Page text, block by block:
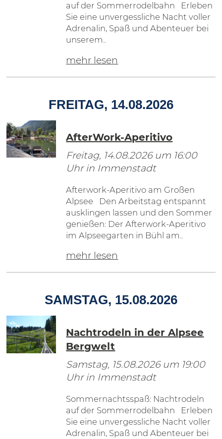
auf der Sommerrodelbahn Erleben
Sie eine unvergessliche Nacht voller
Adrenalin, Spaß und Abenteuer bei
unserem..
mehr lesen
FREITAG, 14.08.2026
AfterWork-Aperitivo
Freitag, 14.08.2026um 16:00
Uhr in Immenstadt
Afterwork-Aperitivo am Großen
Alpsee Den Arbeitstag entspannt
ausklingen lassen und den Sommer
genießen: Der Afterwork-Aperitivo
im Alpseegarten in Bühl am..
mehr lesen
SAMSTAG, 15.08.2026
Nachtrodeln in der Alpsee
Bergwelt
Samstag, 15.08.2026um 19:00
Uhr in Immenstadt
Sommernachtsspaß: Nachtrodeln
auf der Sommerrodelbahn Erleben
Sie eine unvergessliche Nacht voller
Adrenalin, Spaß und Abenteuer bei